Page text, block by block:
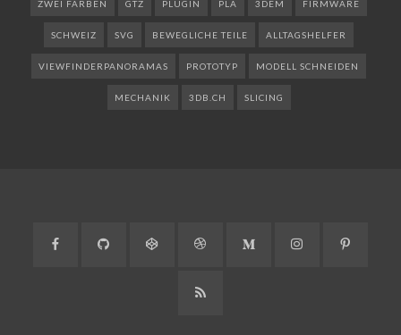
ZWEI FARBEN GTZ PLUGIN PLA 3DEM FIRMWARE
SCHWEIZ SVG BEWEGLICHE TEILE ALLTAGSHELFER
VIEWFINDERPANORAMAS PROTOTYP MODELL SCHNEIDEN
MECHANIK 3DB.CH SLICING
Facebook GitHub CodePen DribbbleMedium Instagram
RSS